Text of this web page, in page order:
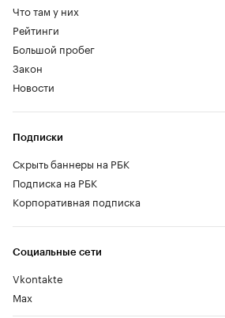
Что там у них
Рейтинги
Большой пробег
Закон
Новости
Социальные сети
Vkontakte
Max
Подписки
Скрыть баннеры на РБК
Подписка на РБК
Корпоративная подписка